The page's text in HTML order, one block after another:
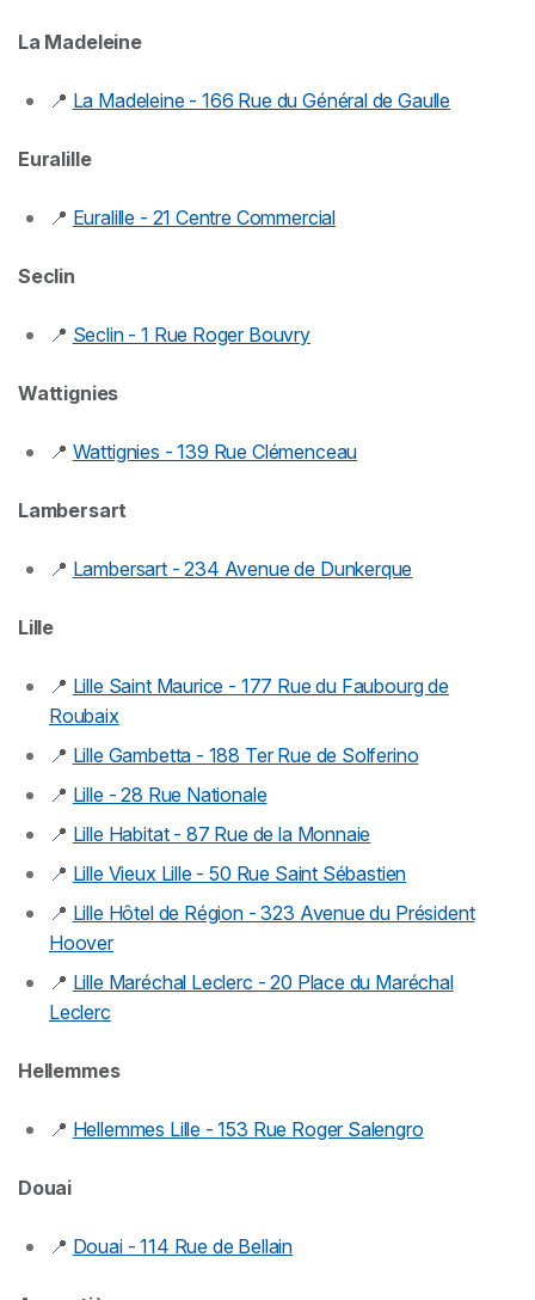
La Madeleine
📍 La Madeleine - 166 Rue du Général de Gaulle
Euralille
📍 Euralille - 21 Centre Commercial
Seclin
📍 Seclin - 1 Rue Roger Bouvry
Wattignies
📍 Wattignies - 139 Rue Clémenceau
Lambersart
📍 Lambersart - 234 Avenue de Dunkerque
Lille
📍 Lille Saint Maurice - 177 Rue du Faubourg de
Roubaix
📍 Lille Gambetta - 188 Ter Rue de Solferino
📍 Lille - 28 Rue Nationale
📍 Lille Habitat - 87 Rue de la Monnaie
📍 Lille Vieux Lille - 50 Rue Saint Sébastien
📍 Lille Hôtel de Région - 323 Avenue du Président
Hoover
📍 Lille Maréchal Leclerc - 20 Place du Maréchal
Leclerc
Hellemmes
📍 Hellemmes Lille - 153 Rue Roger Salengro
Douai
📍 Douai - 114 Rue de Bellain